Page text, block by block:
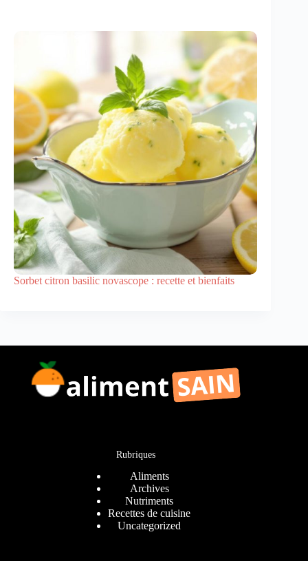
Sorbet citron basilic novascope : recette et bienfaits
Rubriques
Aliments
Archives
Nutriments
Recettes de cuisine
Uncategorized